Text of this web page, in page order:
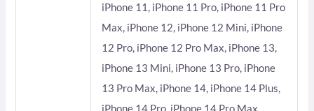
iPhone 11, iPhone 11 Pro, iPhone 11 Pro
Max, iPhone 12, iPhone 12 Mini, iPhone
12 Pro, iPhone 12 Pro Max, iPhone 13,
iPhone 13 Mini, iPhone 13 Pro, iPhone
13 Pro Max, iPhone 14, iPhone 14 Plus,
iPhone 14 Pro, iPhone 14 Pro Max,